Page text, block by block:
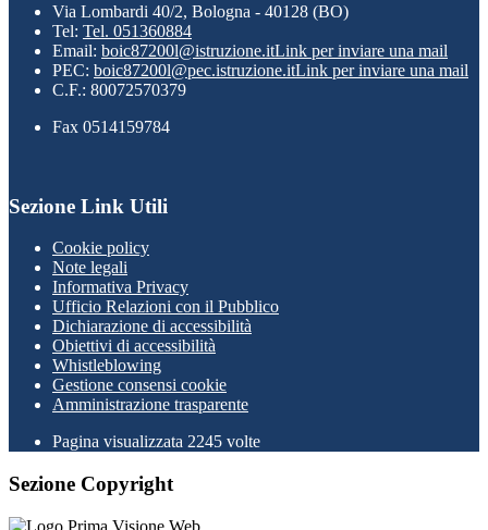
Via Lombardi 40/2, Bologna - 40128 (BO)
Tel: Tel. 051360884
Email: boic87200l@istruzione.itLink per inviare una mail
PEC: boic87200l@pec.istruzione.itLink per inviare una mail
C.F.: 80072570379
Fax 0514159784
Sezione Link Utili
Cookie policy
Note legali
Informativa Privacy
Ufficio Relazioni con il Pubblico
Dichiarazione di accessibilità
Obiettivi di accessibilità
Whistleblowing
Gestione consensi cookie
Amministrazione trasparente
Pagina visualizzata 2245 volte
Sezione Copyright